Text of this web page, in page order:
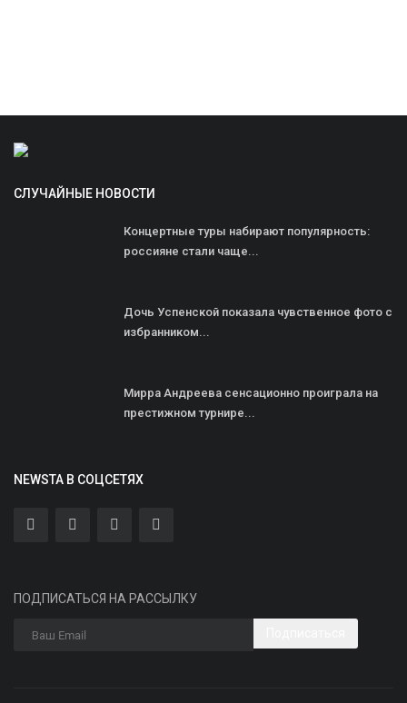
СЛУЧАЙНЫЕ НОВОСТИ
Концертные туры набирают популярность:
россияне стали чаще...
Дочь Успенской показала чувственное фото с
избранником...
Мирра Андреева сенсационно проиграла на
престижном турнире...
NEWSTA В СОЦСЕТЯХ
ПОДПИСАТЬСЯ НА РАССЫЛКУ